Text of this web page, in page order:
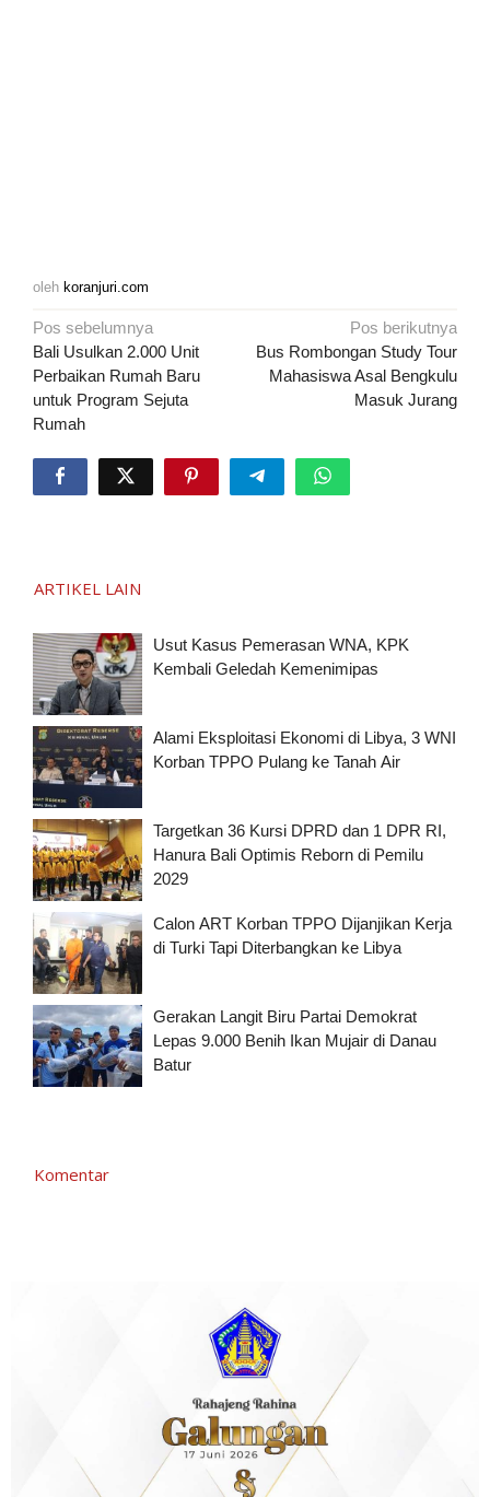
oleh koranjuri.com
Navigasi
pos
Pos sebelumnya
Bali Usulkan 2.000 Unit
Perbaikan Rumah Baru
untuk Program Sejuta
Rumah
Pos berikutnya
Bus Rombongan Study Tour
Mahasiswa Asal Bengkulu
Masuk Jurang
ARTIKEL LAIN
Usut Kasus Pemerasan WNA, KPK
Kembali Geledah Kemenimipas
Alami Eksploitasi Ekonomi di Libya, 3 WNI
Korban TPPO Pulang ke Tanah Air
Targetkan 36 Kursi DPRD dan 1 DPR RI,
Hanura Bali Optimis Reborn di Pemilu
2029
Calon ART Korban TPPO Dijanjikan Kerja
di Turki Tapi Diterbangkan ke Libya
Gerakan Langit Biru Partai Demokrat
Lepas 9.000 Benih Ikan Mujair di Danau
Batur
Komentar